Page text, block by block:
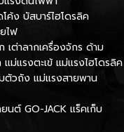
ค้ง บัสบาร์ไฮโดรลิค
ไฟ
เต่าลากเครื่องจักร ด้าม
แม่แรงตะเข้ แม่แรงไฮโดรลิค
ตัวถัง แม่แรงสายพาน
นต์ GO-JACK แร็คเก็บ